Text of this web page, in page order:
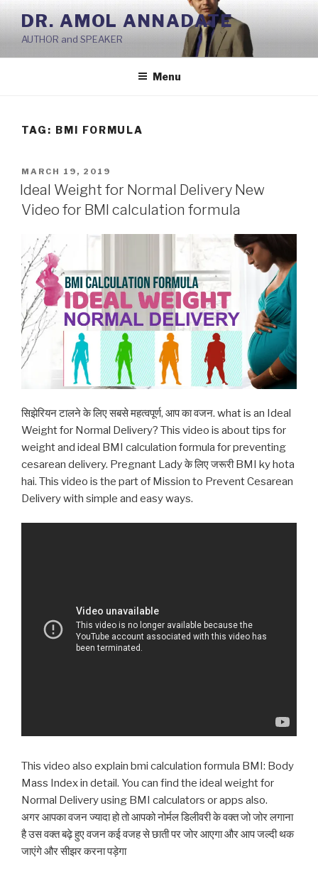
Skip
content
DR. AMOL ANNADATE
AUTHOR and SPEAKER
Menu
TAG: BMI FORMULA
POSTED
ON
MARCH 19, 2019
Ideal Weight for Normal Delivery New
Video for BMI calculation formula
सिझेरियन टालने के लिए सबसे महत्वपूर्ण, आप का वजन. what is an Ideal
Weight for Normal Delivery? This video is about tips for
weight and ideal BMI calculation formula for preventing
cesarean delivery. Pregnant Lady के लिए जरूरी BMI ky hota
hai. This video is the part of Mission to Prevent Cesarean
Delivery with simple and easy ways.
This video also explain bmi calculation formula BMI: Body
Mass Index in detail. You can find the ideal weight for
Normal Delivery using BMI calculators or apps also.
अगर आपका वजन ज्यादा हो तो आपको नोर्मल डिलीवरी के वक्त जो जोर लगाना
है उस वक्त बढ़े हुए वजन कई वजह से छाती पर जोर आएगा और आप जल्दी थक
जाएंगे और सीझर करना पड़ेगा